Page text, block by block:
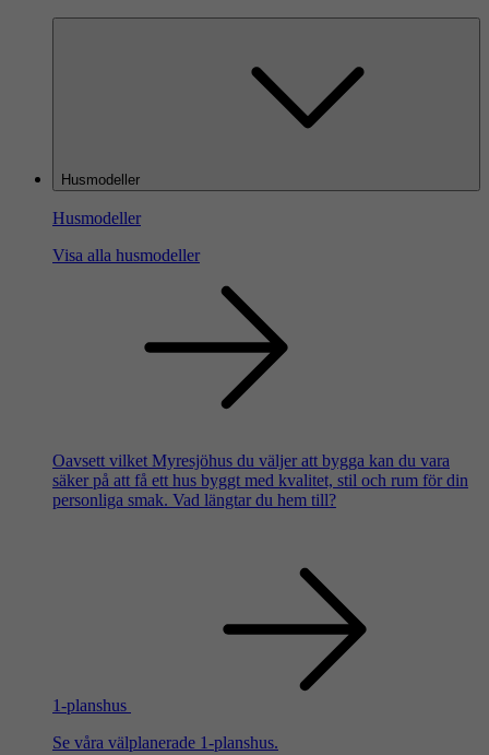
Husmodeller
Husmodeller
Visa alla husmodeller
Oavsett vilket Myresjöhus du väljer att bygga kan du vara
säker på att få ett hus byggt med kvalitet, stil och rum för din
personliga smak. Vad längtar du hem till?
1-planshus
Se våra välplanerade 1-planshus.